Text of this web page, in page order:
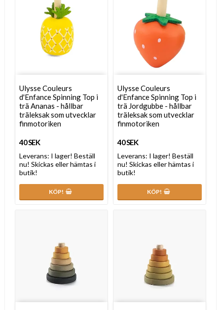
Ulysse Couleurs
d'Enfance Spinning Top i
trä Ananas - hållbar
träleksak som utvecklar
finmotoriken
40 SEK
Leverans: I lager! Beställ
nu! Skickas eller hämtas i
butik!
KÖP!
Ulysse Couleurs
d'Enfance Spinning Top i
trä Jordgubbe - hållbar
träleksak som utvecklar
finmotoriken
40 SEK
Leverans: I lager! Beställ
nu! Skickas eller hämtas i
butik!
KÖP!